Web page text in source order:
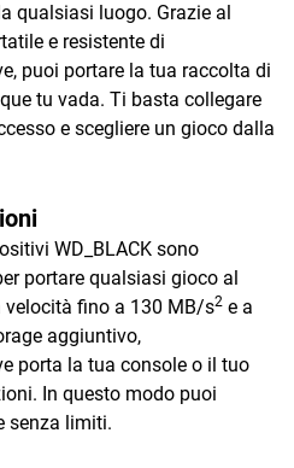
qualsiasi luogo. Grazie al
e resistente di
puoi portare la tua raccolta di
tu vada. Ti basta collegare
e scegliere un gioco dalla
WD_BLACK sono
portare qualsiasi gioco al
velocità fino a 130 MB/s2 e a
aggiuntivo,
porta la tua console o il tuo
In questo modo puoi
senza limiti.